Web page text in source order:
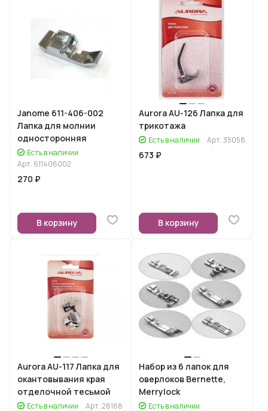
Janome 611-406-002
Лапка для молнии
односторонняя
Есть в наличии
Арт. 611406002
270 ₽
В корзину
Aurora AU-126 Лапка для
трикотажа
Есть в наличии Арт.35058
673 ₽
В корзину
Aurora AU-117 Лапка для
окантовывания края
отделочной тесьмой
Есть в наличии Арт.28188
Набор из 6 лапок для
оверлоков Bernette,
Merrylock
Есть в наличии